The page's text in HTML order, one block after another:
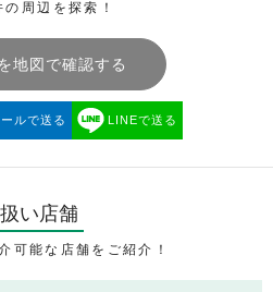
の周辺を探索！
地図で確認する
ールで送る LINEで送る
い店舗
可能な店舗をご紹介！